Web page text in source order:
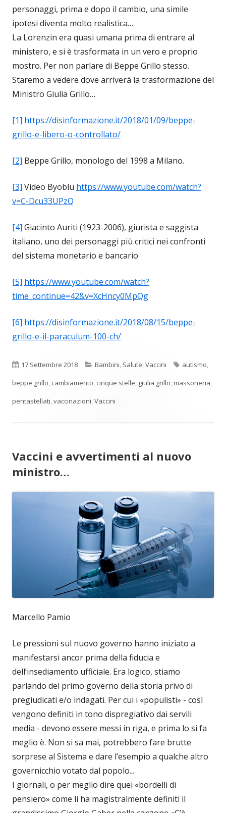
personaggi, prima e dopo il cambio, una simile
ipotesi diventa molto realistica…
La Lorenzin era quasi umana prima di entrare al
ministero, e si è trasformata in un vero e proprio
mostro. Per non parlare di Beppe Grillo stesso.
Staremo a vedere dove arriverà la trasformazione del
Ministro Giulia Grillo…
[1] https://disinformazione.it/2018/01/09/beppe-
grillo-e-libero-o-controllato/
[2] Beppe Grillo, monologo del 1998 a Milano.
[3] Video Byoblu https://www.youtube.com/watch?
v=C-Dcu33UPzQ
[4] Giacinto Auriti (1923-2006), giurista e saggista
italiano, uno dei personaggi più critici nei confronti
del sistema monetario e bancario
[5] https://www.youtube.com/watch?
time_continue=42&v=XcHncy0MpQg
[6] https://disinformazione.it/2018/08/15/beppe-
grillo-e-il-paraculum-100-ch/
Pubblicato
17 Settembre 2018 Categorie
Bambini, Salute,Vaccini Tag
autismo,
beppe grillo, cambiamento, cinque stelle, giulia grillo,massoneria,
pentastellati,vaccinazioni,Vaccini
Vaccini e avvertimenti al nuovo
ministro…
Marcello Pamio
Le pressioni sul nuovo governo hanno iniziato a
manifestarsi ancor prima della fiducia e
dell’insediamento ufficiale. Era logico, stiamo
parlando del primo governo della storia privo di
pregiudicati e/o indagati. Per cui i «populisti» - così
vengono definiti in tono dispregiativo dai servili
media - devono essere messi in riga, e prima lo si fa
meglio è. Non si sa mai, potrebbero fare brutte
sorprese al Sistema e dare l’esempio a qualche altro
governicchio votato dal popolo...
I giornali, o per meglio dire quei «bordelli di
pensiero» come li ha magistralmente definiti il